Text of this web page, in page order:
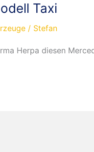
Taxi
/ Stefan
Herpa diesen